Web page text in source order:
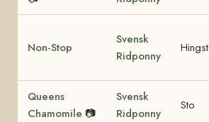
Non-Stop
Svensk
Ridponny
Hingst
Queens
Chamomile 📷
Svensk
Ridponny
Sto